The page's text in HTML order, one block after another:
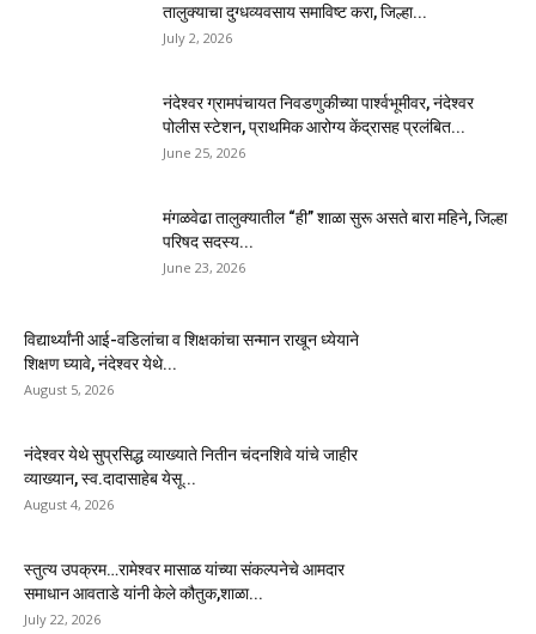
तालुक्याचा दुग्धव्यवसाय समाविष्ट करा, जिल्हा...
July 2, 2026
नंदेश्वर ग्रामपंचायत निवडणुकीच्या पार्श्वभूमीवर, नंदेश्वर
पोलीस स्टेशन, प्राथमिक आरोग्य केंद्रासह प्रलंबित...
June 25, 2026
मंगळवेढा तालुक्यातील “ही” शाळा सुरू असते बारा महिने, जिल्हा
परिषद सदस्य...
June 23, 2026
विद्यार्थ्यांनी आई-वडिलांचा व शिक्षकांचा सन्मान राखून ध्येयाने
शिक्षण घ्यावे, नंदेश्वर येथे...
August 5, 2026
नंदेश्वर येथे सुप्रसिद्ध व्याख्याते नितीन चंदनशिवे यांचे जाहीर
व्याख्यान, स्व.दादासाहेब येसू...
August 4, 2026
स्तुत्य उपक्रम…रामेश्वर मासाळ यांच्या संकल्पनेचे आमदार
समाधान आवताडे यांनी केले कौतुक,शाळा...
July 22, 2026